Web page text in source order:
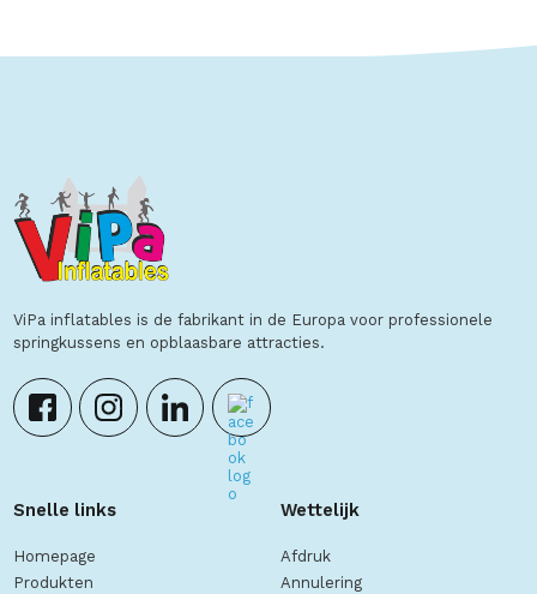
ViPa inflatables is de fabrikant in de Europa voor professionele
springkussens en opblaasbare attracties.
Snelle links
Homepage
Produkten
Wettelijk
Afdruk
Annulering